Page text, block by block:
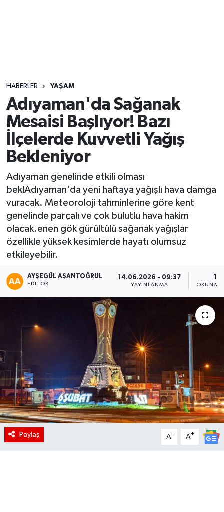
HABERLER YAŞAM
Adıyaman'da Sağanak
Mesaisi Başlıyor! Bazı
İlçelerde Kuvvetli Yağış
Bekleniyor
Adıyaman genelinde etkili olması
beklAdıyaman'da yeni haftaya yağışlı hava damga
vuracak. Meteoroloji tahminlerine göre kent
genelinde parçalı ve çok bulutlu hava hakim
olacak.enen gök gürültülü sağanak yağışlar
özellikle yüksek kesimlerde hayatı olumsuz
etkileyebilir.
AYŞEGÜL AŞANTOĞRUL
EDITÖR
14.06.2026 - 09:37
YAYINLANMA
1
OKUNMA
Paylaş A- A+
Yaşam